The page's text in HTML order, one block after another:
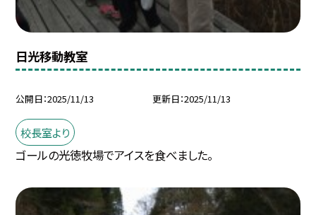
日光移動教室
公開日 2025/11/13 更新日 2025/11/13
校長室より
ゴールの光徳牧場でアイスを食べました。